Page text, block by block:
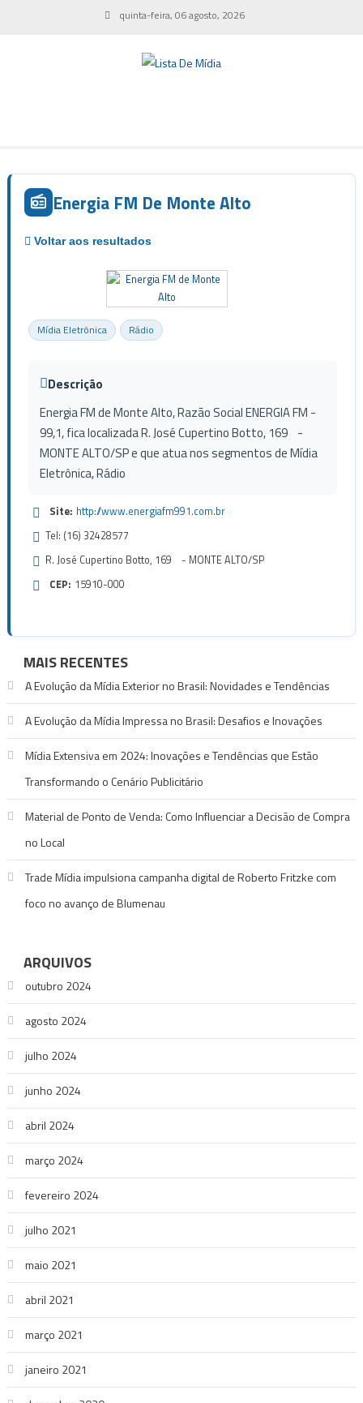
quinta-feira, 06 agosto, 2026
Energia FM De Monte Alto
Mídia Eletrônica Rádio
Descrição
Energia FM de Monte Alto, Razão Social ENERGIA FM -
99,1, fica localizada R. José Cupertino Botto, 169 -
MONTE ALTO/SP e que atua nos segmentos de Mídia
Eletrônica, Rádio
Site: http://www.energiafm991.com.br
Tel: (16) 32428577
R. José Cupertino Botto, 169 - MONTE ALTO/SP
CEP: 15910-000
MAIS RECENTES
A Evolução da Mídia Exterior no Brasil: Novidades e Tendências
A Evolução da Mídia Impressa no Brasil: Desafios e Inovações
Mídia Extensiva em 2024: Inovações e Tendências que Estão
Transformando o Cenário Publicitário
Material de Ponto de Venda: Como Influenciar a Decisão de Compra
no Local
Trade Mídia impulsiona campanha digital de Roberto Fritzke com
foco no avanço de Blumenau
ARQUIVOS
outubro 2024
agosto 2024
julho 2024
junho 2024
abril 2024
março 2024
fevereiro 2024
julho 2021
maio 2021
abril 2021
março 2021
janeiro 2021